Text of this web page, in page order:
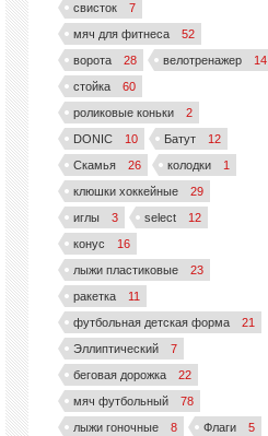
свисток
7
мяч для фитнеса
52
ворота
28 велотренажер
14
стойка
60
роликовые коньки
2
DONIC
10 Батут
12
Скамья
26 колодки
1
клюшки хоккейные
29
иглы
3 select
12
конус
16
лыжи пластиковые
23
ракетка
11
футбольная детская форма
21
Эллиптический
7
беговая дорожка
22
мяч футбольный
78
лыжи гоночные
8 Флаги
5